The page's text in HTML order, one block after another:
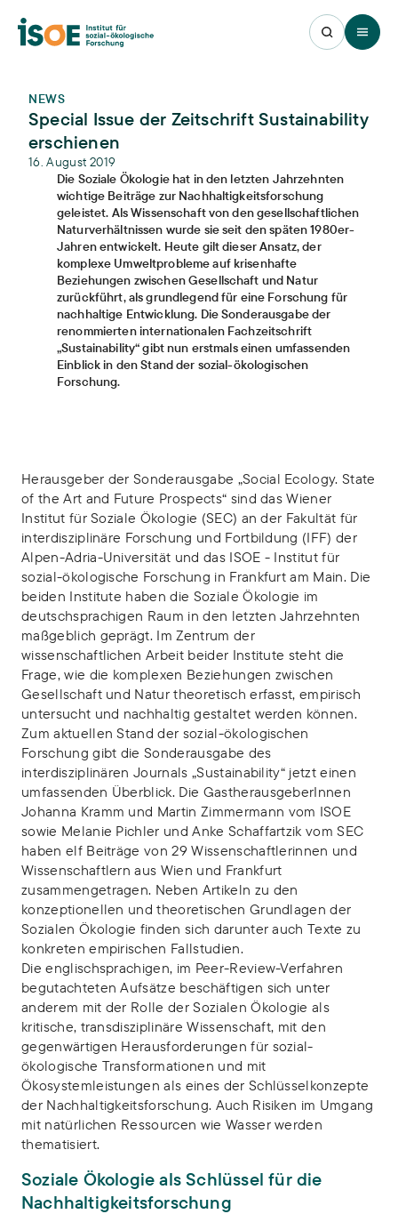
Open
NEWS
Special Issue der Zeitschrift Sustainability
erschienen
16. August 2019
Die Soziale Ökologie hat in den letzten Jahrzehnten
wichtige Beiträge zur Nachhaltigkeitsforschung
geleistet. Als Wissenschaft von den gesellschaftlichen
Naturverhältnissen wurde sie seit den späten 1980er-
Jahren entwickelt. Heute gilt dieser Ansatz, der
komplexe Umweltprobleme auf krisenhafte
Beziehungen zwischen Gesellschaft und Natur
zurückführt, als grundlegend für eine Forschung für
nachhaltige Entwicklung. Die Sonderausgabe der
renommierten internationalen Fachzeitschrift
„Sustainability“ gibt nun erstmals einen umfassenden
Einblick in den Stand der sozial-ökologischen
Forschung.
Herausgeber der Sonderausgabe „Social Ecology. State
of the Art and Future Prospects“ sind das Wiener
Institut für Soziale Ökologie (SEC) an der Fakultät für
interdisziplinäre Forschung und Fortbildung (IFF) der
Alpen-Adria-Universität und das ISOE - Institut für
sozial-ökologische Forschung in Frankfurt am Main. Die
beiden Institute haben die Soziale Ökologie im
deutschsprachigen Raum in den letzten Jahrzehnten
maßgeblich geprägt. Im Zentrum der
wissenschaftlichen Arbeit beider Institute steht die
Frage, wie die komplexen Beziehungen zwischen
Gesellschaft und Natur theoretisch erfasst, empirisch
untersucht und nachhaltig gestaltet werden können.
Zum aktuellen Stand der sozial-ökologischen
Forschung gibt die Sonderausgabe des
interdisziplinären Journals „Sustainability“ jetzt einen
umfassenden Überblick. Die GastherausgeberInnen
Johanna Kramm und Martin Zimmermann vom ISOE
sowie Melanie Pichler und Anke Schaffartzik vom SEC
haben elf Beiträge von 29 Wissenschaftlerinnen und
Wissenschaftlern aus Wien und Frankfurt
zusammengetragen. Neben Artikeln zu den
konzeptionellen und theoretischen Grundlagen der
Sozialen Ökologie finden sich darunter auch Texte zu
konkreten empirischen Fallstudien.
Die englischsprachigen, im Peer-Review-Verfahren
begutachteten Aufsätze beschäftigen sich unter
anderem mit der Rolle der Sozialen Ökologie als
kritische, transdisziplinäre Wissenschaft, mit den
gegenwärtigen Herausforderungen für sozial-
ökologische Transformationen und mit
Ökosystemleistungen als eines der Schlüsselkonzepte
der Nachhaltigkeitsforschung. Auch Risiken im Umgang
mit natürlichen Ressourcen wie Wasser werden
thematisiert.
Soziale Ökologie als Schlüssel für die
Nachhaltigkeitsforschung